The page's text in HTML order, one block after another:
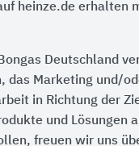
heinze.de erhalten
Deutschland
das Marketing und/
in Richtung der
und Lösungen
freuen wir uns